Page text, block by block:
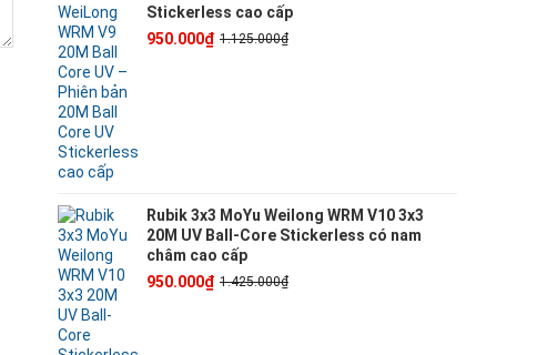
Stickerless cao cấp
950.000₫ 1.125.000₫
Rubik 3x3 MoYu Weilong WRM V10 3x3
20M UV Ball-Core Stickerless có nam
châm cao cấp
950.000₫ 1.425.000₫